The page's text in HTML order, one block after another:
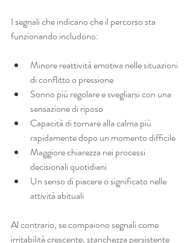
I segnali che indicano che il percorso sta
funzionando includono:
Minore reattività emotiva nelle situazioni
di conflitto o pressione
Sonno più regolare e svegliarsi con una
sensazione di riposo
Capacità di tornare alla calma più
rapidamente dopo un momento difficile
Maggiore chiarezza nei processi
decisionali quotidiani
Un senso di piacere o significato nelle
attività abituali
Al contrario, se compaiono segnali come
irritabilità crescente, stanchezza persistente